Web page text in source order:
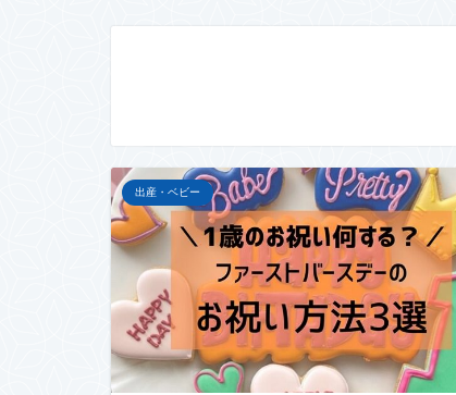
出産・ベビー